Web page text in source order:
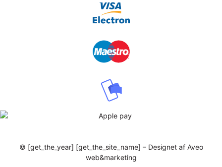
© [get_the_year] [get_the_site_name] – Designet af Aveo
web&marketing